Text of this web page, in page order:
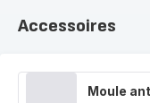
Accessoires
Moule